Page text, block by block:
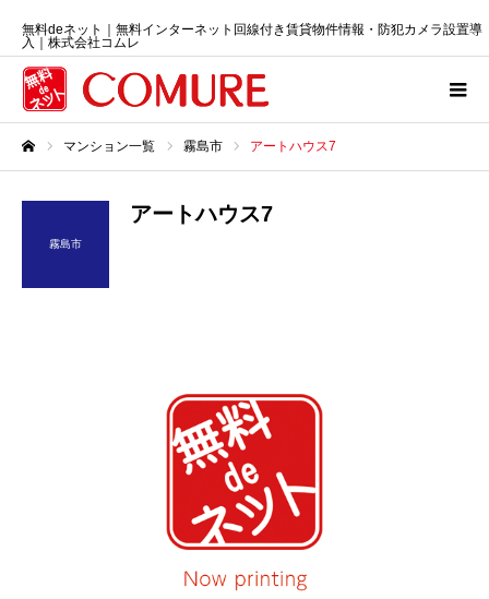
無料deネット｜無料インターネット回線付き賃貸物件情報・防犯カメラ設置導
入｜株式会社コムレ
マンション一覧 霧島市 アートハウス7
霧島市
アートハウス7